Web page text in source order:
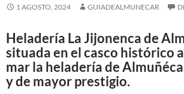
1 AGOSTO, 2024 GUIADEALMUNECAR
Heladería La Jijonenca de
situada en el casco histórico
mar la heladería de
y de mayor prestigio.